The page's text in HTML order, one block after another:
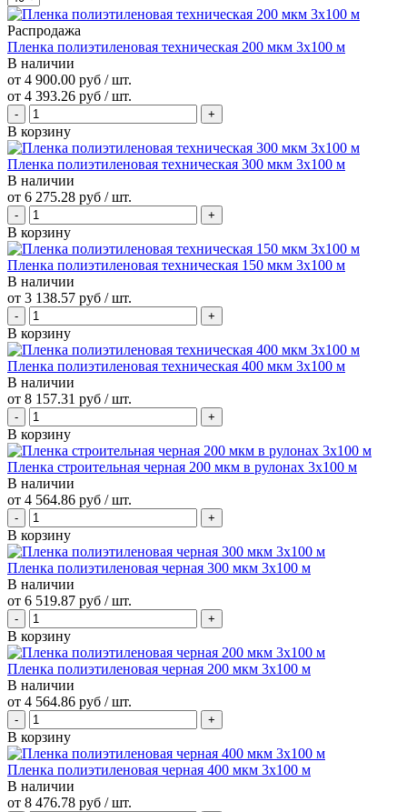
Распродажа
Пленка полиэтиленовая техническая 200 мкм 3х100 м
В наличии
от 4 900.00 руб / шт.
от 4 393.26 руб / шт.
В корзину
Пленка полиэтиленовая техническая 300 мкм 3х100 м
В наличии
от 6 275.28 руб / шт.
В корзину
Пленка полиэтиленовая техническая 150 мкм 3х100 м
В наличии
от 3 138.57 руб / шт.
В корзину
Пленка полиэтиленовая техническая 400 мкм 3х100 м
В наличии
от 8 157.31 руб / шт.
В корзину
Пленка строительная черная 200 мкм в рулонах 3х100 м
В наличии
от 4 564.86 руб / шт.
В корзину
Пленка полиэтиленовая черная 300 мкм 3х100 м
В наличии
от 6 519.87 руб / шт.
В корзину
Пленка полиэтиленовая черная 200 мкм 3х100 м
В наличии
от 4 564.86 руб / шт.
В корзину
Пленка полиэтиленовая черная 400 мкм 3х100 м
В наличии
от 8 476.78 руб / шт.